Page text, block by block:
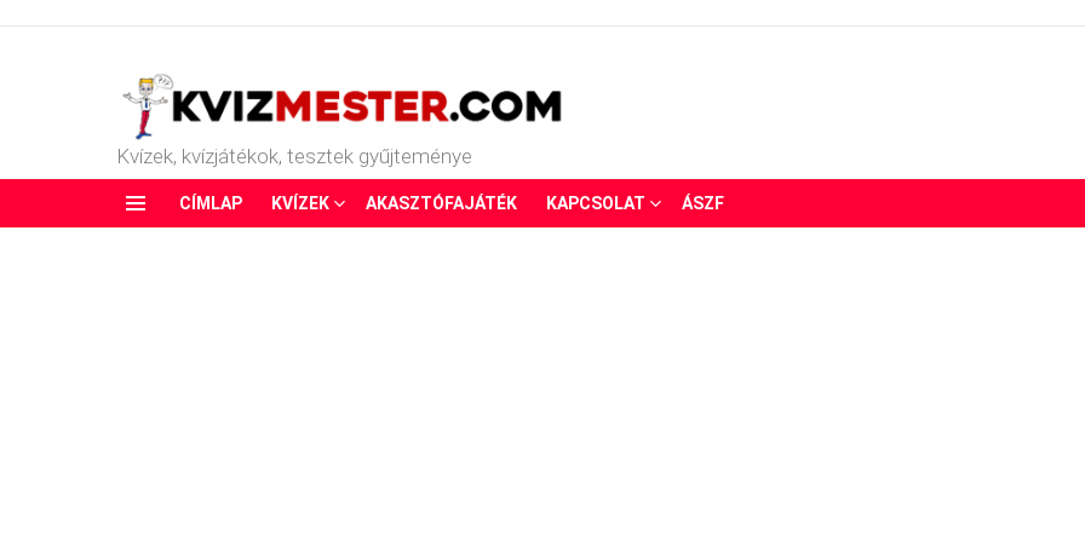
Kvízek, kvízjátékok, tesztek gyűjteménye
CÍMLAP KVÍZEK AKASZTÓFAJÁTÉK KAPCSOLAT ÁSZF